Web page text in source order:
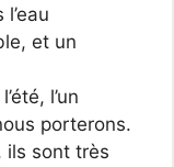
et un
l’un
porterons.
ils sont très